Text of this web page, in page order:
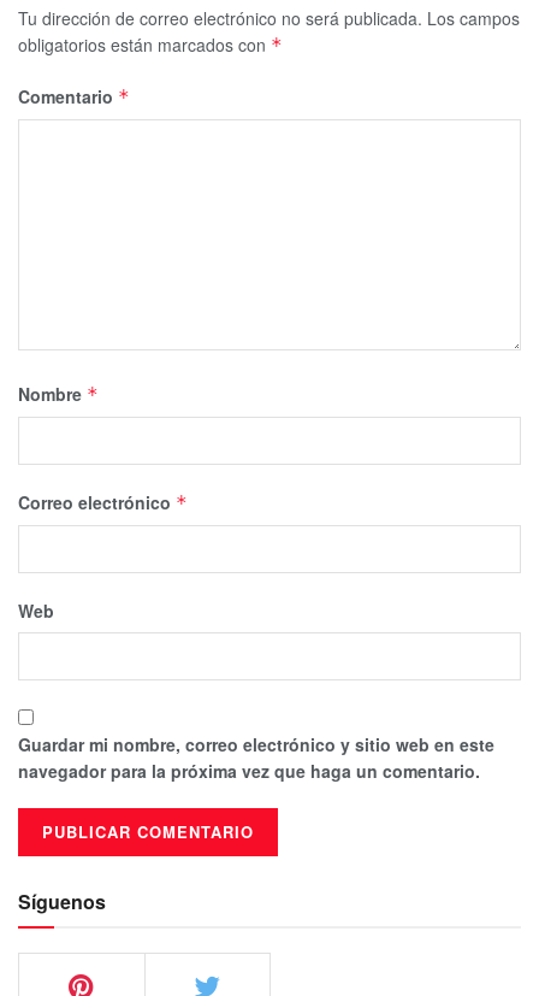
Tu dirección de correo electrónico no será publicada. Los campos
obligatorios están marcados con *
Comentario *
Nombre *
Correo electrónico *
Web
Guardar mi nombre, correo electrónico y sitio web en este
navegador para la próxima vez que haga un comentario.
Síguenos